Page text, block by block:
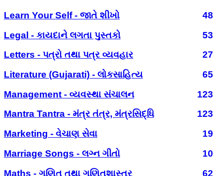
Learn Your Self - જાતે શીખો
48
Legal - કાયદાને લગતા પુસ્તકો
53
Letters - પત્રો તથા પત્ર વ્યવહાર
27
Literature (Gujarati) - લોકસાહિત્ય
65
Management - વ્યવસ્થા સંચાલન
123
Mantra Tantra - મંત્ર તંત્ર, મંત્રસિદ્ધિ
123
Marketing - વેચાણ સેવા
19
Marriage Songs - લગ્ન ગીતો
10
Maths - ગણિત તથા ગણિતશાસ્ત્ર
62